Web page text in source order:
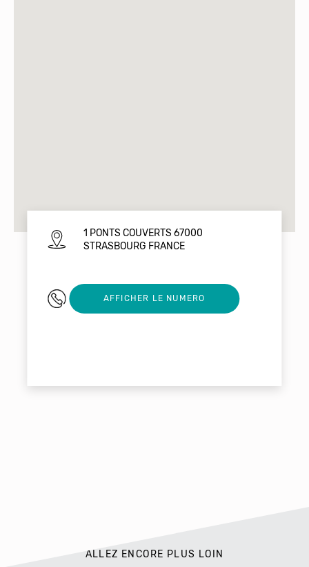
1 PONTS COUVERTS 67000
STRASBOURG FRANCE
03 88 32 76 98
AFFICHER LE NUMERO
ALLEZ ENCORE PLUS LOIN